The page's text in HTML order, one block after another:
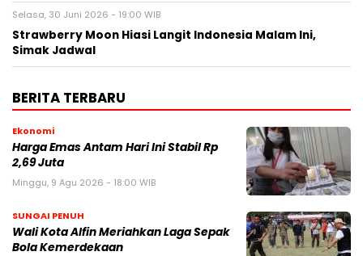
Selasa, 30 Juni 2026 - 19:00 WIB
Strawberry Moon Hiasi Langit Indonesia Malam Ini,
Simak Jadwal
BERITA TERBARU
Ekonomi
Harga Emas Antam Hari Ini Stabil Rp
2,69 Juta
Minggu, 9 Agu 2026 - 18:00 WIB
SUNGAI PENUH
Wali Kota Alfin Meriahkan Laga Sepak
Bola Kemerdekaan